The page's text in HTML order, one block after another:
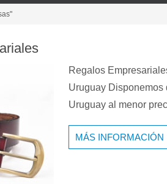
Regalos
Uruguay Disponemos
Uruguay al menor
MÁS INFORMACIÓN